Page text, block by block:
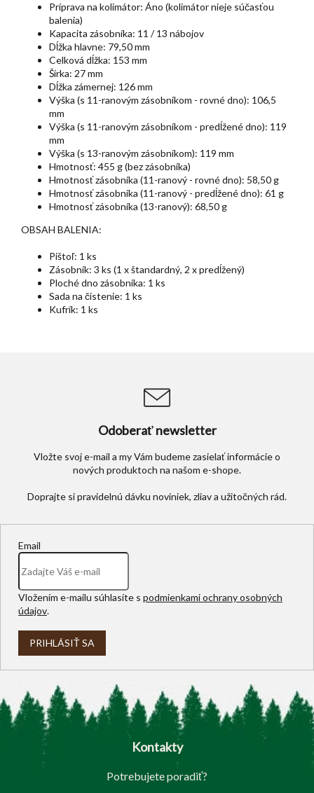
Príprava na kolimátor: Áno (kolimátor nieje súčasťou
balenia)
Kapacita zásobníka: 11 / 13 nábojov
Dĺžka hlavne: 79,50 mm
Celková dĺžka: 153 mm
Šírka: 27 mm
Dĺžka zámernej: 126 mm
Výška (s 11-ranovým zásobníkom - rovné dno): 106,5
mm
Výška (s 11-ranovým zásobníkom - predĺžené dno): 119
mm
Výška (s 13-ranovým zásobníkom): 119 mm
Hmotnosť: 455 g (bez zásobníka)
Hmotnosť zásobníka (11-ranový - rovné dno): 58,50 g
Hmotnosť zásobníka (11-ranový - predĺžené dno): 61 g
Hmotnosť zásobníka (13-ranový): 68,50 g
OBSAH BALENIA:
Pištoľ: 1 ks
Zásobník: 3 ks (1 x štandardný, 2 x predĺžený)
Ploché dno zásobníka: 1 ks
Sada na čistenie: 1 ks
Kufrík: 1 ks
Odoberať newsletter
Vložte svoj e-mail a my Vám budeme zasielať informácie o
nových produktoch na našom e-shope.
Email
Vložením e-mailu súhlasíte s podmienkami ochrany osobných
údajov.
PRIHLÁSIŤ SA
Z
Kontakty
Potrebujete poradiť?